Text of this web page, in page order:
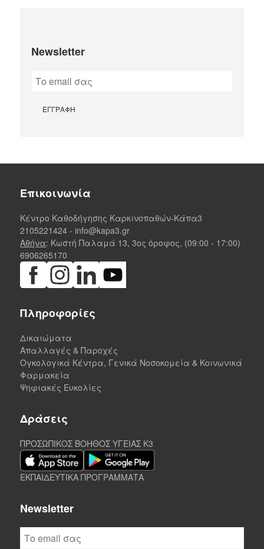
Newsletter
Επικοινωνία
Κέντρο Καθοδήγησης Καρκινοπαθών-Κάπα3
2105221424 - info@kapa3.gr
Αθήνα: Κωστή Παλαμά 13, 3ος όροφος, (09:00 - 17:00)
6906265170
Πληροφορίες
Δικαιώματα
Απαλλαγές & Παροχές
Ογκολογικά Κέντρα, Γενικά Νοσοκομεία & Κοινωνικά
Φαρμακεία
Ψηφιακές Ευκολίες
Δράσεις
ΠΡΟΣΩΠΙΚΟΣ ΒΟΗΘΟΣ ΥΓΕΙΑΣ K3
ΕΚΠΑΙΔΕΥΤΙΚΑ ΠΡΟΓΡΑΜΜΑΤΑ
Newsletter